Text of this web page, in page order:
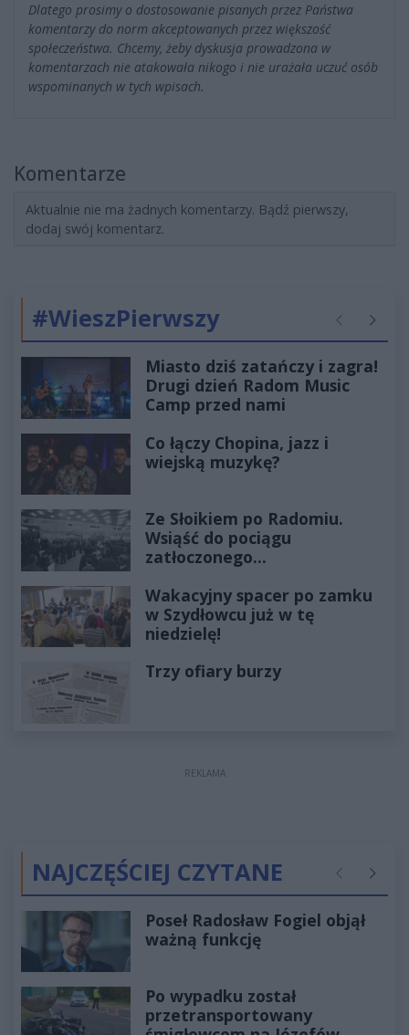
Dlatego prosimy o dostosowanie pisanych przez Państwa
komentarzy do norm akceptowanych przez większość
społeczeństwa. Chcemy, żeby dyskusja prowadzona w
komentarzach nie atakowała nikogo i nie urażała uczuć osób
wspominanych w tych wpisach.
Komentarze
Aktualnie nie ma żadnych komentarzy. Bądź pierwszy,
dodaj swój komentarz.
#WieszPierwszy Poprzednie
Miasto dziś zatańczy i zagra!
Drugi dzień Radom Music
Camp przed nami
Co łączy Chopina, jazz i
wiejską muzykę?
Ze Słoikiem po Radomiu.
Wsiąść do pociągu
zatłoczonego...
Wakacyjny spacer po zamku
w Szydłowcu już w tę
niedzielę!
Trzy ofiary burzy
REKLAMA
NAJCZĘŚCIEJ CZYTANE Poprzednie
Poseł Radosław Fogiel objął
ważną funkcję
Po wypadku został
przetransportowany